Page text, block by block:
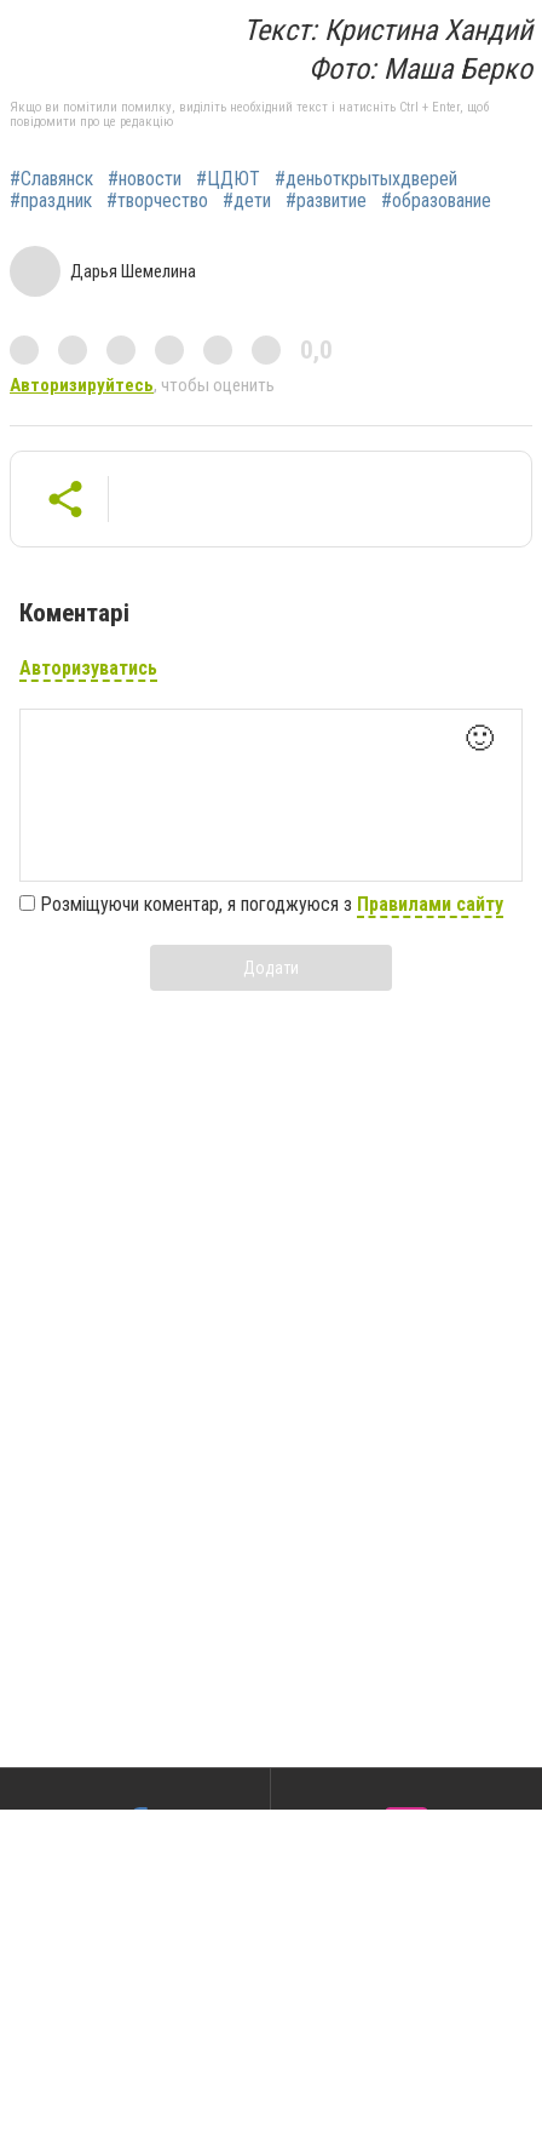
Текст: Кристина Хандий
Фото: Маша Берко
Якщо ви помітили помилку, виділіть необхідний текст і натисніть Ctrl + Enter, щоб
повідомити про це редакцію
#Славянск #новости #ЦДЮТ
#деньоткрытыхдверей
#праздник
#творчество #дети #развитие #образование
Дарья Шемелина
0,0
Авторизируйтесь, чтобы оценить
Коментарі
Авторизуватись
🙂
Розміщуючи коментар, я погоджуюся з Правилами сайту
Додати